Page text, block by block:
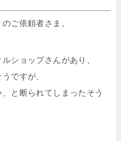
ご依頼者さま。
ショップさんがあり、
ですが、
と断られてしまったそう